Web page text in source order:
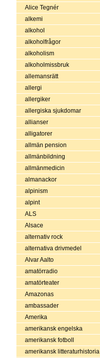
Alice Tegnér
alkemi
alkohol
alkoholfrågor
alkoholism
alkoholmissbruk
allemansrätt
allergi
allergiker
allergiska sjukdomar
allianser
alligatorer
allmän pension
allmänbildning
allmänmedicin
almanackor
alpinism
alpint
ALS
Alsace
alternativ rock
alternativa drivmedel
Alvar Aalto
amatörradio
amatörteater
Amazonas
ambassader
Amerika
amerikansk engelska
amerikansk fotboll
amerikansk litteraturhistoria